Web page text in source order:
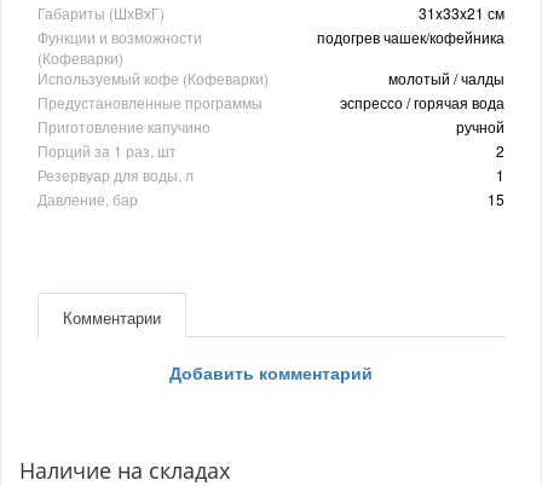
Габариты (ШхВхГ)
31x33x21 см
Функции и возможности
(Кофеварки)
подогрев чашек/кофейника
Используемый кофе (Кофеварки)
молотый / чалды
Предустановленные программы
эспрессо / горячая вода
Приготовление капучино
ручной
Порций за 1 раз, шт
2
Резервуар для воды, л
1
Давление, бар
15
Комментарии
Добавить комментарий
Наличие на складах